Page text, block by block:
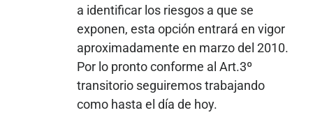
a identificar los riesgos a que se
exponen, esta opción entrará en vigor
aproximadamente en marzo del 2010.
Por lo pronto conforme al Art.3º
transitorio seguiremos trabajando
como hasta el día de hoy.